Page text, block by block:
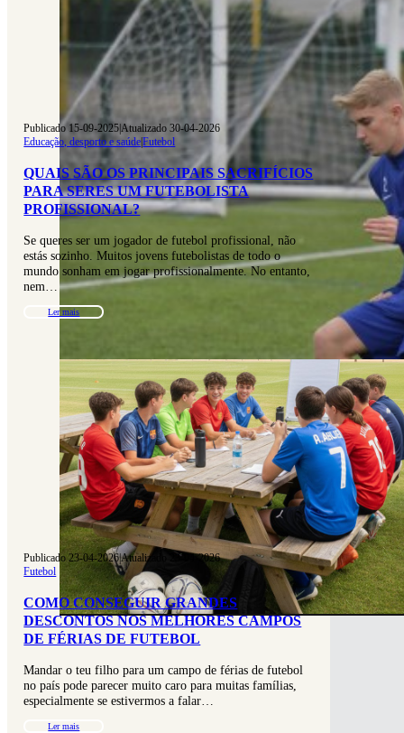
Publicado 15-09-2025|Atualizado 30-04-2026
Educação, desporto e saúde|Futebol
QUAIS SÃO OS PRINCIPAIS SACRIFÍCIOS
PARA SERES UM FUTEBOLISTA
PROFISSIONAL?
Se queres ser um jogador de futebol profissional, não
estás sozinho. Muitos jovens futebolistas de todo o
mundo sonham em jogar profissionalmente. No entanto,
nem…
Ler mais
Publicado 23-04-2026|Atualizado 23-04-2026
Futebol
COMO CONSEGUIR GRANDES
DESCONTOS NOS MELHORES CAMPOS
DE FÉRIAS DE FUTEBOL
Mandar o teu filho para um campo de férias de futebol
no país pode parecer muito caro para muitas famílias,
especialmente se estivermos a falar…
Ler mais